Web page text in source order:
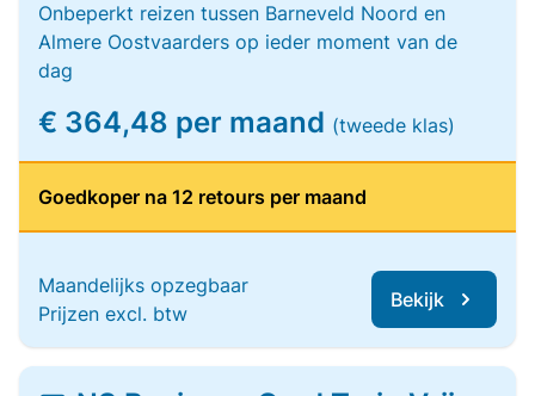
Onbeperkt reizen tussen Barneveld Noord en
Almere Oostvaarders op ieder moment van de
dag
€ 364,48 per maand (tweede klas)
Goedkoper na 12 retours per maand
Maandelijks opzegbaar
Prijzen excl. btw
Bekijk